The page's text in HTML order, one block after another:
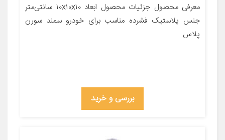
معرفی محصول جزئیات محصول ابعاد ۱۰x۱۰x۱۰ سانتی‌متر
جنس پلاستیک فشرده مناسب برای خودرو سمند سورن
پلاس
بررسی و خرید